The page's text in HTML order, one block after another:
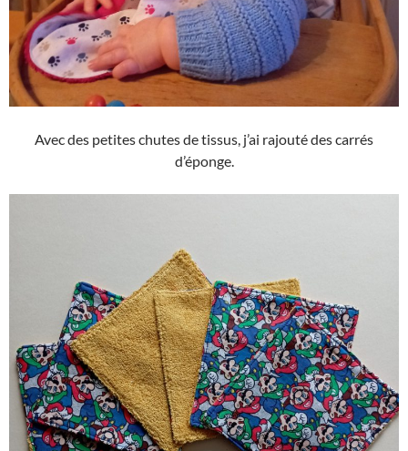
Avec des petites chutes de tissus, j’ai rajouté des carrés
d’éponge.